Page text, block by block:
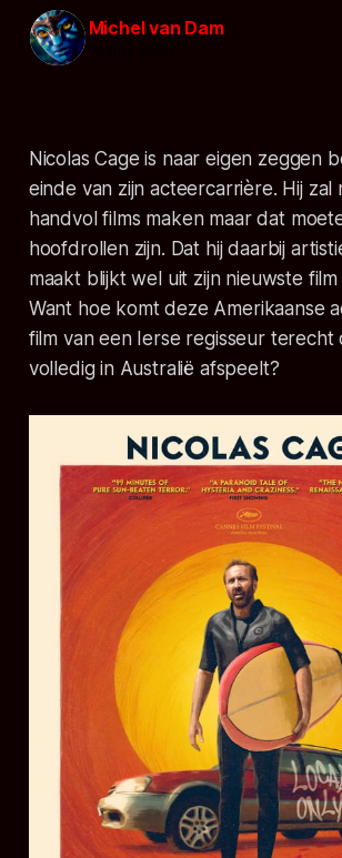
Michel van Dam
Nicolas Cage is naar eigen zeggen
einde van zijn acteercarrière. Hij zal
handvol films maken maar dat
hoofdrollen zijn. Dat hij daarbij
maakt blijkt wel uit zijn nieuwste film
Want hoe komt deze Amerikaanse
film van een Ierse regisseur terecht
volledig in Australië afspeelt?